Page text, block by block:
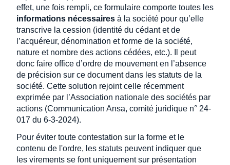
effet, une fois rempli, ce formulaire comporte toutes les
informations nécessaires à la société pour qu’elle
transcrive la cession (identité du cédant et de
l’acquéreur, dénomination et forme de la société,
nature et nombre des actions cédées, etc.). Il peut
donc faire office d’ordre de mouvement en l’absence
de précision sur ce document dans les statuts de la
société. Cette solution rejoint celle récemment
exprimée par l’Association nationale des sociétés par
actions (Communication Ansa, comité juridique n° 24-
017 du 6-3-2024).
Pour éviter toute contestation sur la forme et le
contenu de l'ordre, les statuts peuvent indiquer que
les virements se font uniquement sur présentation